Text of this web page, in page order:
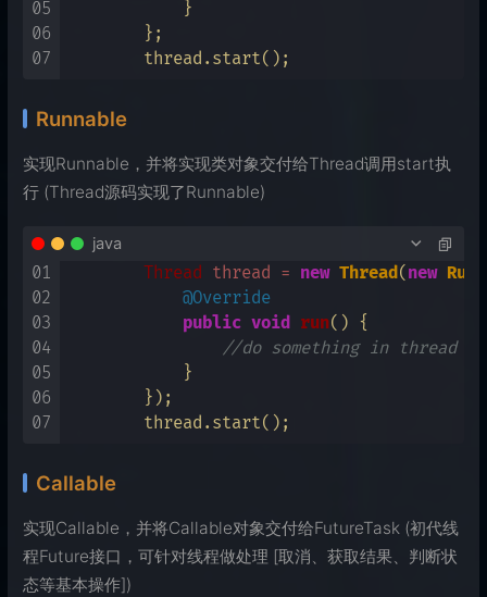
05
06
07
            }
        };
Runnable
实现Runnable，并将实现类对象交付给Thread调用start执
行 (Thread源码实现了Runnable)
java
01
02
03
04
05
06
07
Thread thread = new Thread( new
@Override
public void run() {
//do something in thread
            }
        });
Callable
实现Callable，并将Callable对象交付给FutureTask (初代线
程Future接口，可针对线程做处理 [取消、获取结果、判断状
态等基本操作])